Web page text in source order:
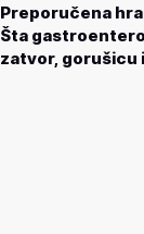
Preporučena
Šta
zatvor, gorušicu